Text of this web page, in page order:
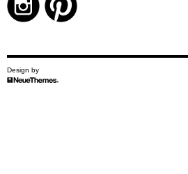
Design by